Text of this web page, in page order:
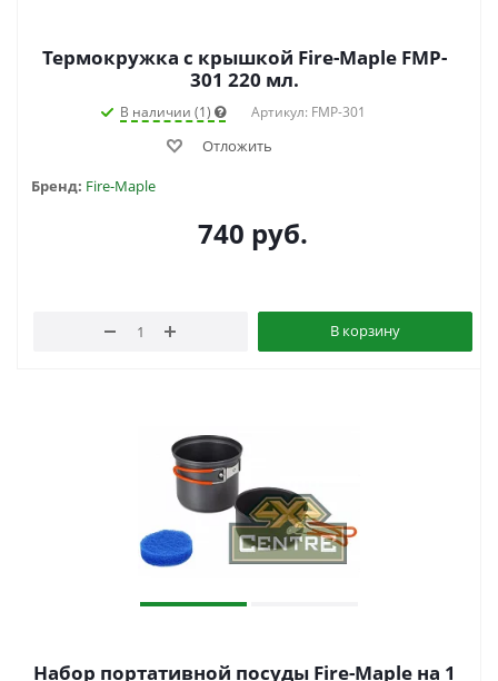
Термокружка с крышкой Fire-Maple FMP-
301 220 мл.
В наличии (1) Артикул: FMP-301
Отложить
Бренд: Fire-Maple
740 руб.
В корзину
Набор портативной посуды Fire-Maple на 1